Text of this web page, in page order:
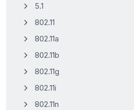
5.1
802.11
802.11a
802.11b
802.11g
802.11i
802.11n